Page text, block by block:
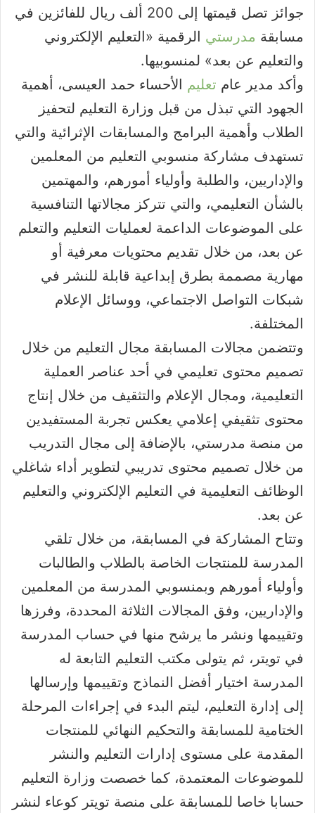
جوائز تصل قيمتها إلى 200 ألف ريال للفائزين في
مسابقة مدرستي الرقمية «التعليم الإلكتروني
والتعليم عن بعد» لمنسوبيها.
وأكد مدير عام تعليم الأحساء حمد العيسى، أهمية
الجهود التي تبذل من قبل وزارة التعليم لتحفيز
الطلاب وأهمية البرامج والمسابقات الإثرائية والتي
تستهدف مشاركة منسوبي التعليم من المعلمين
والإداريين، والطلبة وأولياء أمورهم، والمهتمين
بالشأن التعليمي، والتي تتركز مجالاتها التنافسية
على الموضوعات الداعمة لعمليات التعليم والتعلم
عن بعد، من خلال تقديم محتويات معرفية أو
مهارية مصممة بطرق إبداعية قابلة للنشر في
شبكات التواصل الاجتماعي، ووسائل الإعلام
المختلفة.
وتتضمن مجالات المسابقة مجال التعليم من خلال
تصميم محتوى تعليمي في أحد عناصر العملية
التعليمية، ومجال الإعلام والتثقيف من خلال إنتاج
محتوى تثقيفي إعلامي يعكس تجربة المستفيدين
من منصة مدرستي، بالإضافة إلى مجال التدريب
من خلال تصميم محتوى تدريبي لتطوير أداء شاغلي
الوظائف التعليمية في التعليم الإلكتروني والتعليم
عن بعد.
وتتاح المشاركة في المسابقة، من خلال تلقي
المدرسة للمنتجات الخاصة بالطلاب والطالبات
وأولياء أمورهم وبمنسوبي المدرسة من المعلمين
والإداريين، وفق المجالات الثلاثة المحددة، وفرزها
وتقييمها ونشر ما يرشح منها في حساب المدرسة
في تويتر، ثم يتولى مكتب التعليم التابعة له
المدرسة اختيار أفضل النماذج وتقييمها وإرسالها
إلى إدارة التعليم، ليتم البدء في إجراءات المرحلة
الختامية للمسابقة والتحكيم النهائي للمنتجات
المقدمة على مستوى إدارات التعليم والنشر
للموضوعات المعتمدة، كما خصصت وزارة التعليم
حسابا خاصا للمسابقة على منصة تويتر كوعاء لنشر